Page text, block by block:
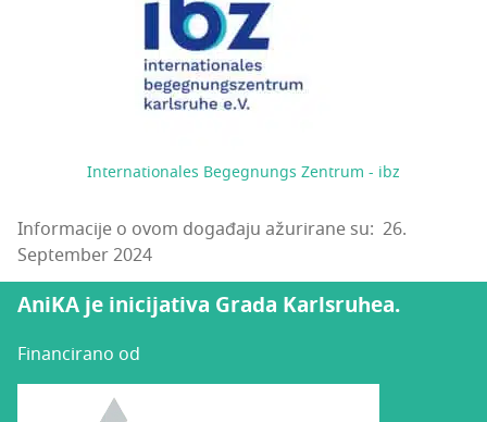
Internationales Begegnungs Zentrum - ibz
Informacije o ovom događaju ažurirane su: 26.
September 2024
AniKA je inicijativa Grada Karlsruhea.
Financirano od